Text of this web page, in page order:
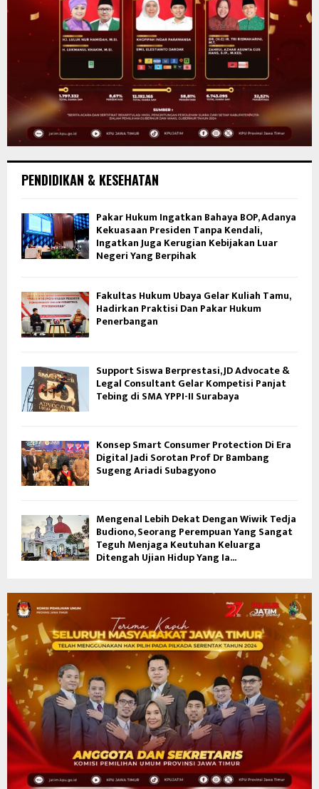
PENDIDIKAN & KESEHATAN
Pakar Hukum Ingatkan Bahaya BOP, Adanya
Kekuasaan Presiden Tanpa Kendali,
Ingatkan Juga Kerugian Kebijakan Luar
Negeri Yang Berpihak
Fakultas Hukum Ubaya Gelar Kuliah Tamu,
Hadirkan Praktisi Dan Pakar Hukum
Penerbangan
Support Siswa Berprestasi, JD Advocate &
Legal Consultant Gelar Kompetisi Panjat
Tebing di SMA YPPI-II Surabaya
Konsep Smart Consumer Protection Di Era
Digital Jadi Sorotan Prof Dr Bambang
Sugeng Ariadi Subagyono
Mengenal Lebih Dekat Dengan Wiwik Tedja
Budiono, Seorang Perempuan Yang Sangat
Teguh Menjaga Keutuhan Keluarga
Ditengah Ujian Hidup Yang Ia...